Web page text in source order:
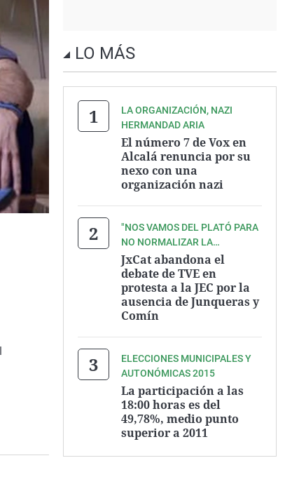
LO MÁS
LA ORGANIZACIÓN, NAZI
HERMANDAD ARIA
El número 7 de Vox en
Alcalá renuncia por su
nexo con una
organización nazi
"NOS VAMOS DEL PLATÓ PARA
NO NORMALIZAR LA
REPRESIÓN".
JxCat abandona el
debate de TVE en
protesta a la JEC por la
ausencia de Junqueras y
Comín
ELECCIONES MUNICIPALES Y
AUTONÓMICAS 2015
La participación a las
18:00 horas es del
49,78%, medio punto
superior a 2011